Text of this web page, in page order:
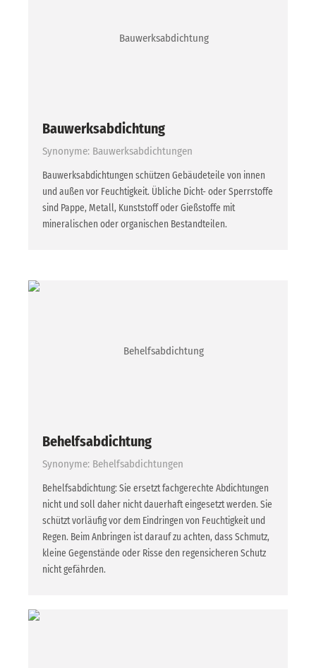
Bauwerksabdichtung
Synonyme: Bauwerksabdichtungen
Bauwerksabdichtungen schützen Gebäudeteile von innen
und außen vor Feuchtigkeit. Übliche Dicht- oder Sperrstoffe
sind Pappe, Metall, Kunststoff oder Gießstoffe mit
mineralischen oder organischen Bestandteilen.
Behelfsabdichtung
Synonyme: Behelfsabdichtungen
Behelfsabdichtung: Sie ersetzt fachgerechte Abdichtungen
nicht und soll daher nicht dauerhaft eingesetzt werden. Sie
schützt vorläufig vor dem Eindringen von Feuchtigkeit und
Regen. Beim Anbringen ist darauf zu achten, dass Schmutz,
kleine Gegenstände oder Risse den regensicheren Schutz
nicht gefährden.